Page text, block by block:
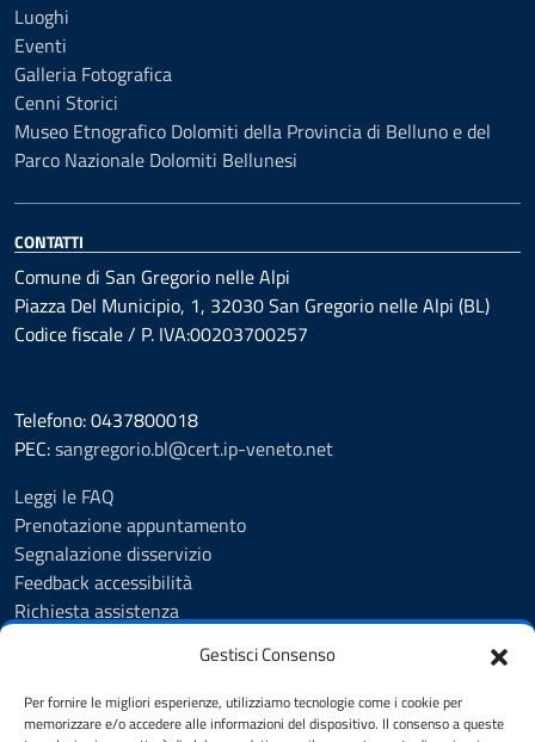
Gestisci Consenso
Per fornire le migliori esperienze, utilizziamo tecnologie come i cookie per
memorizzare e/o accedere alle informazioni del dispositivo. Il consenso a queste
Luoghi
Eventi
Galleria Fotografica
Cenni Storici
Museo Etnografico Dolomiti della Provincia di Belluno e del
Parco Nazionale Dolomiti Bellunesi
CONTATTI
Comune di San Gregorio nelle Alpi
Piazza Del Municipio, 1, 32030 San Gregorio nelle Alpi (BL)
Codice fiscale / P. IVA:00203700257
Telefono: 0437800018
PEC:sangregorio.bl@cert.ip-veneto.net
Leggi le FAQ
Prenotazione appuntamento
Segnalazione disservizio
Feedback accessibilità
Richiesta assistenza
Amministrazione trasparente
Informativa privacy
Cookie Policy (UE)